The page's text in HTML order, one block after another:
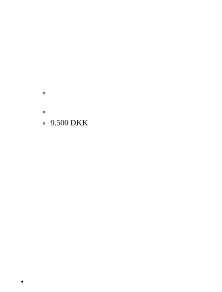
9.500 DKK